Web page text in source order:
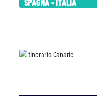
SPAGNA - ITALIA